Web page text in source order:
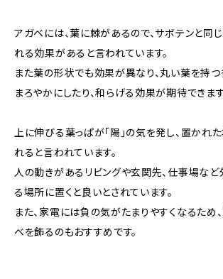
アガベには、葉に棘があるので、サボテンと同じ
れる効果があると言われています。
また葉の形状でも効果が異なり、丸い葉を持
まろやかにしたり、和らげる効果が期待できます
上に伸びる葉っぱが「陽」の気を発し、置かれ
れると言われています。
人の動きがあるリビングや玄関先、仕事場な
る場所に置くと良いとされています。
また、家電には負の気がたまりやすくなるため
ベを飾るのもおすすめです。